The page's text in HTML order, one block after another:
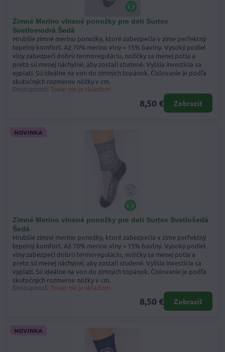
Zimné Merino vlnené ponožky pre deti Surtex
Svetlomodrá Šedá
Hrubšie zimné merino ponožky, ktoré zabezpečia v zime perfektný
tepelný komfort. Až 70% merino vlny + 15% bavlny. Vysoký podiel
vlny zabezpečí dobrú termoreguláciu, nožičky sa menej potia a
preto sú menej náchylné, aby zostali studené. Vyššia investícia sa
vyplatí. Sú ideálne na von do zimných topánok. Číslovanie je podľa
skutočných rozmerov nôžky v cm.
Dostupnosť: Tovar nie je skladom
8,50 € Zobraziť
Zimné Merino vlnené ponožky pre deti Surtex Svetlošedá
Šedá
NOVINKA
Hrubšie zimné merino ponožky, ktoré zabezpečia v zime perfektný
tepelný komfort. Až 70% merino vlny + 15% bavlny. Vysoký podiel
vlny zabezpečí dobrú termoreguláciu, nožičky sa menej potia a
preto sú menej náchylné, aby zostali studené. Vyššia investícia sa
vyplatí. Sú ideálne na von do zimných topánok. Číslovanie je podľa
skutočných rozmerov nôžky v cm.
Dostupnosť: Tovar nie je skladom
8,50 € Zobraziť
NOVINKA